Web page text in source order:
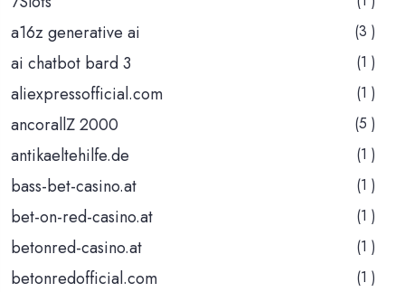
a16z generative ai (3 )
ai chatbot bard 3 (1 )
aliexpressofficial.com (1 )
ancorallZ 2000 (5 )
antikaeltehilfe.de (1 )
bass-bet-casino.at (1 )
bet-on-red-casino.at (1 )
betonred-casino.at (1 )
betonredofficial.com (1 )